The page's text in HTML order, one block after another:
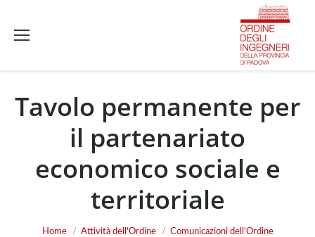
Tavolo permanente per
il partenariato
economico sociale e
territoriale
You are here:
Home Attività dell'Ordine Comunicazioni dell'Ordine